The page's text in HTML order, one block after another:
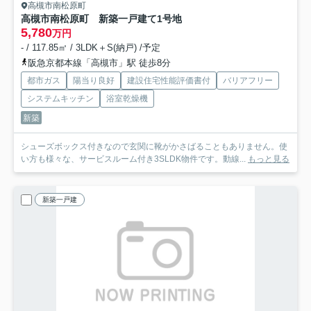
高槻市南松原町
高槻市南松原町 新築一戸建て1号地
5,780万円
- / 117.85㎡ / 3LDK＋S(納戸) /予定
阪急京都本線「高槻市」駅 徒歩8分
都市ガス 陽当り良好 建設住宅性能評価書付
バリアフリー
システムキッチン
浴室乾燥機
新築
シューズボックス付きなので玄関に靴がかさばることもありません。使
い方も様々な、サービスルーム付き3SLDK物件です。動線... もっと見る
新築一戸建